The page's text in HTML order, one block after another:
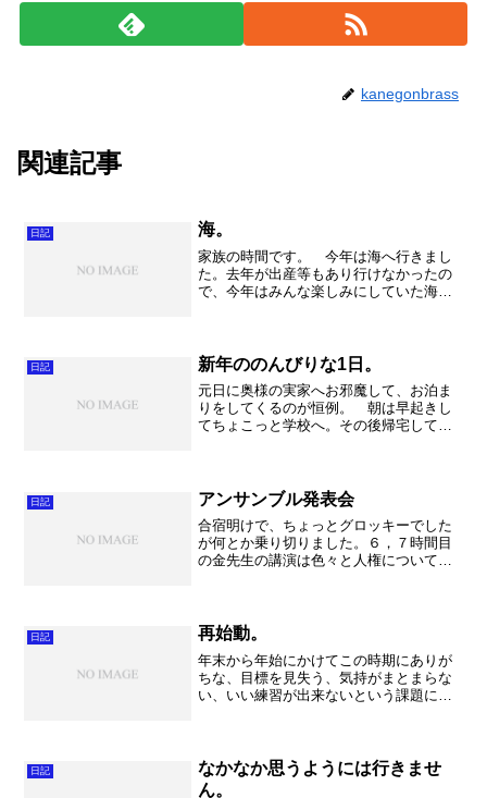
kanegonbrass
関連記事
日記 海。
家族の時間です。 今年は海へ行きまし
た。去年が出産等もあり行けなかったの
で、今年はみんな楽しみにしていた海
とあっと言う間。ちょっとお...
日記 新年ののんびりな1日。
元日に奥様の実家へお邪魔して、お泊ま
りをしてくるのが恒例。 朝は早起きし
てちょこっと学校へ。その後帰宅してか
がに・・・・。 こうや...
日記 アンサンブル発表会
合宿明けで、ちょっとグロッキーでした
が何とか乗り切りました。６，７時間目
の金先生の講演は色々と人権について考
習会のような、アカデミッ...
日記 再始動。
年末から年始にかけてこの時期にありが
ちな、目標を見失う、気持がまとまらな
い、いい練習が出来ないという課題に直
事ですが、「本気」にならない...
日記
なかなか思うようには行きませ
ん。